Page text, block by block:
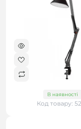
В наявності
Код товару: